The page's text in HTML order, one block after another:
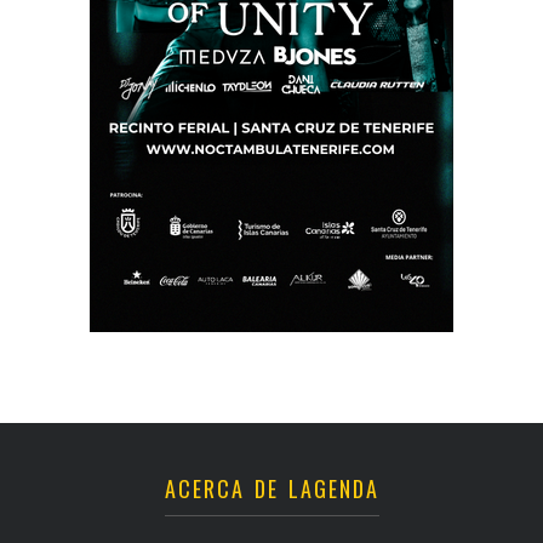
ACERCA DE LAGENDA